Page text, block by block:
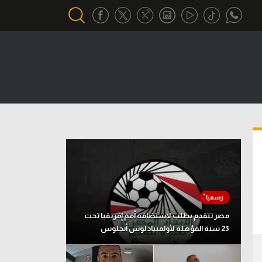
تحقيق في الجول
تقرير في الجول
تحليل في الجول
حكايات في الجول
كويز في الجول
فيديو في الجول
مصر تتقدم بطلب لاستضافة أمم إفريقيا تحت
23 سنة المؤهلة لأولمبياد لوس أنجلوس